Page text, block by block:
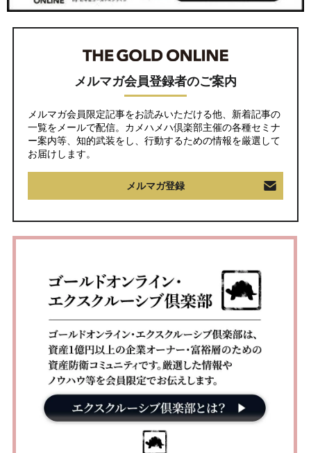
メルマガ会員登録者のご案内
メルマガ会員限定記事をお読みいただける他、新着記事の
一覧をメールで配信。カメハメハ倶楽部主催の各種セミナ
ー案内等、知的武装をし、行動するための情報を厳選して
お届けします。
メルマガ登録